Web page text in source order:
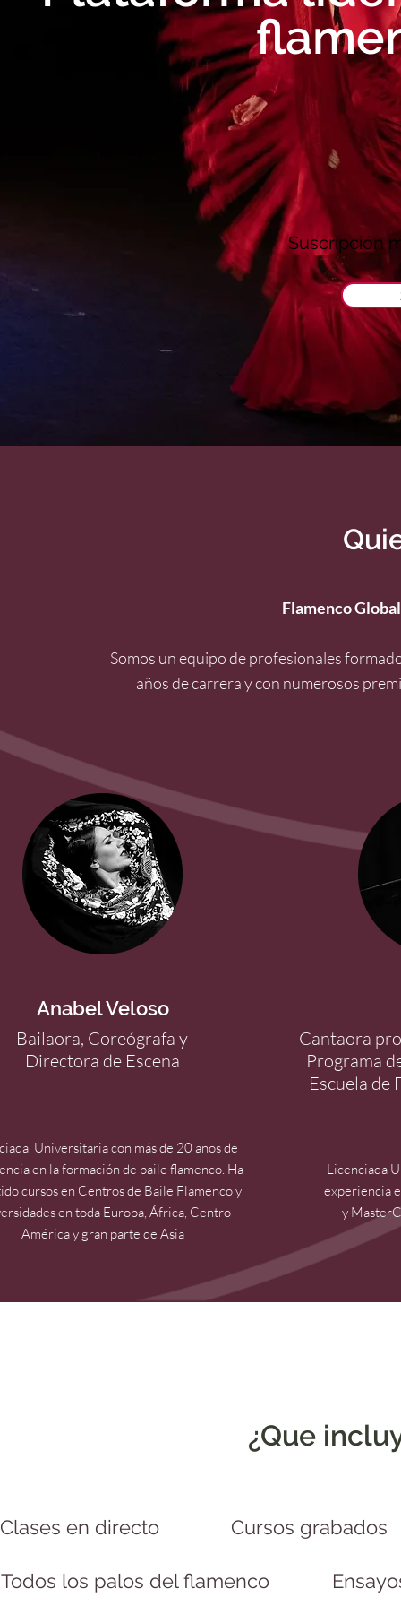
Suscripción
Flamenco
Somos un equipo de profesionales
años de carrera y con numerosos
Anabel Veloso
Bailaora, Coreógrafa y
Directora de Escena
Universitaria con más de 20 años de
en la formación de baile flamenco. Ha
cursos en Centros de Baile Flamenco y
en toda Europa, África, Centro
América y gran parte de Asia
Cantaora
Programa
Escuela de
Licenciada
experiencia
y
¿Que
Clases en directo Cursos grabados
Todos los palos del flamenco